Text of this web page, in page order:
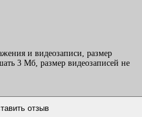
и видеозаписи, размер
3 Mб, размер видеозаписей не
отзыв